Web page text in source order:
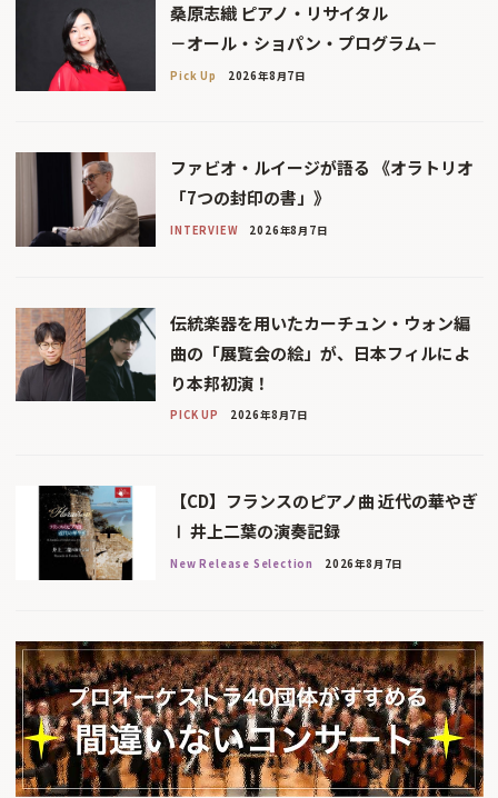
桑原志織 ピアノ・リサイタル
－オール・ショパン・プログラム－
Pick Up 2026年8月7日
ファビオ・ルイージが語る 《オラトリオ
「7つの封印の書」》
INTERVIEW 2026年8月7日
伝統楽器を用いたカーチュン・ウォン編
曲の「展覧会の絵」が、日本フィルによ
り本邦初演！
PICK UP 2026年8月7日
【CD】フランスのピアノ曲 近代の華やぎ
Ⅰ 井上二葉の演奏記録
New Release Selection 2026年8月7日